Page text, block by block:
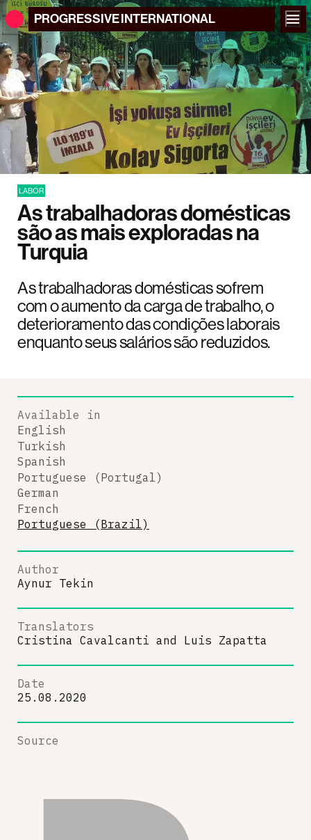
PROGRESSIVEINTERNATIONAL
LABOR
As trabalhadoras domésticas
são as mais exploradas na
Turquia
As trabalhadoras domésticas sofrem
com o aumento da carga de trabalho, o
deterioramento das condições laborais
enquanto seus salários são reduzidos.
Available in
English
Turkish
Spanish
Portuguese (Portugal)
German
French
Portuguese (Brazil)
Author
Aynur Tekin
Translators
Cristina Cavalcanti and Luis Zapatta
Date
25.08.2020
Source